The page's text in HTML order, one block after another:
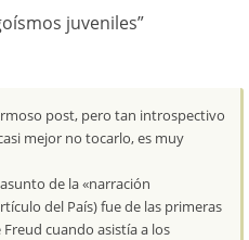
juveniles”
post, pero tan introspectivo
mejor no tocarlo, es muy
de la «narración
del País) fue de las primeras
cuando asistía a los